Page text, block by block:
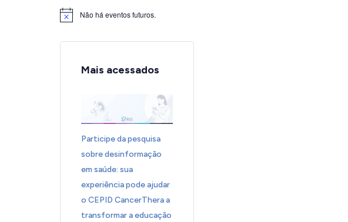
Notice Não há eventos futuros.
Mais acessados
Participe da pesquisa
sobre desinformação
em saúde: sua
experiência pode ajudar
o CEPID CancerThera a
transformar a educação